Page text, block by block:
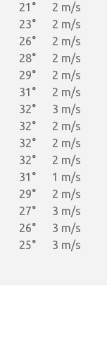
21°
2 m/s
23°
2 m/s
26°
2 m/s
28°
2 m/s
29°
2 m/s
31°
2 m/s
32°
3 m/s
32°
2 m/s
32°
2 m/s
32°
2 m/s
31°
1 m/s
29°
2 m/s
27°
3 m/s
26°
3 m/s
25° 3 m/s